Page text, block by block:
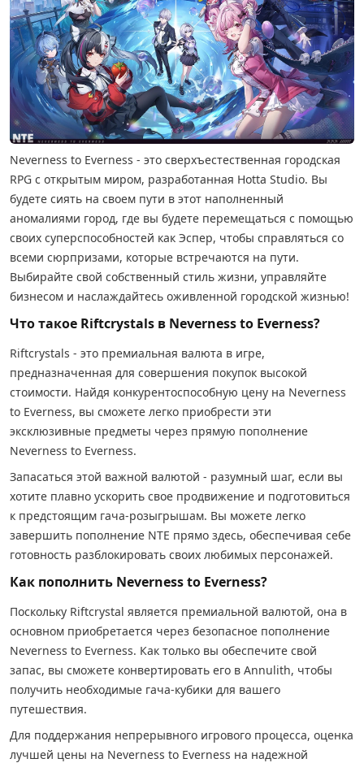
Neverness to Everness - это сверхъестественная городская
RPG с открытым миром, разработанная Hotta Studio. Вы
будете сиять на своем пути в этот наполненный
аномалиями город, где вы будете перемещаться с помощью
своих суперспособностей как Эспер, чтобы справляться со
всеми сюрпризами, которые встречаются на пути.
Выбирайте свой собственный стиль жизни, управляйте
бизнесом и наслаждайтесь оживленной городской жизнью!
Что такое Riftcrystals в Neverness to Everness?
Riftcrystals - это премиальная валюта в игре,
предназначенная для совершения покупок высокой
стоимости. Найдя конкурентоспособную цену на Neverness
to Everness, вы сможете легко приобрести эти
эксклюзивные предметы через прямую пополнение
Neverness to Everness.
Запасаться этой важной валютой - разумный шаг, если вы
хотите плавно ускорить свое продвижение и подготовиться
к предстоящим гача-розыгрышам. Вы можете легко
завершить пополнение NTE прямо здесь, обеспечивая себе
готовность разблокировать своих любимых персонажей.
Как пополнить Neverness to Everness?
Поскольку Riftcrystal является премиальной валютой, она в
основном приобретается через безопасное пополнение
Neverness to Everness. Как только вы обеспечите свой
запас, вы сможете конвертировать его в Annulith, чтобы
получить необходимые гача-кубики для вашего
путешествия.
Для поддержания непрерывного игрового процесса, оценка
лучшей цены на Neverness to Everness на надежной